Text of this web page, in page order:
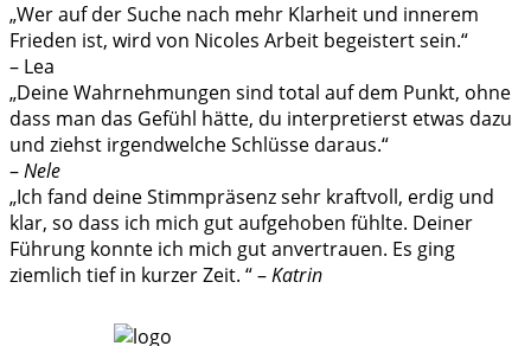
„Wer auf der Suche nach mehr Klarheit und innerem
Frieden ist, wird von Nicoles Arbeit begeistert sein.“
– Lea
„Deine Wahrnehmungen sind total auf dem Punkt, ohne
dass man das Gefühl hätte, du interpretierst etwas dazu
und ziehst irgendwelche Schlüsse daraus.“
–Nele
„Ich fand deine Stimmpräsenz sehr kraftvoll, erdig und
klar, so dass ich mich gut aufgehoben fühlte. Deiner
Führung konnte ich mich gut anvertrauen. Es ging
ziemlich tief in kurzer Zeit. “ –Katrin